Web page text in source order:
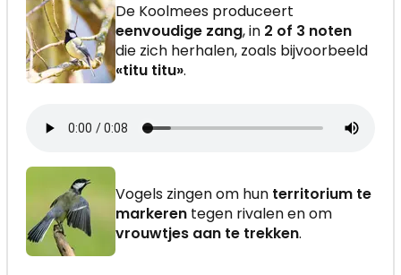
De Koolmees produceert
eenvoudige zang, in 2 of 3 noten
die zich herhalen, zoals bijvoorbeeld
«titu titu».
Vogels zingen om hun territorium te
markeren tegen rivalen en om
vrouwtjes aan te trekken.